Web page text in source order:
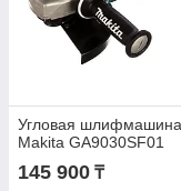
Угловая шлифмашина
Makita GA9030SF01
145 900 ₸